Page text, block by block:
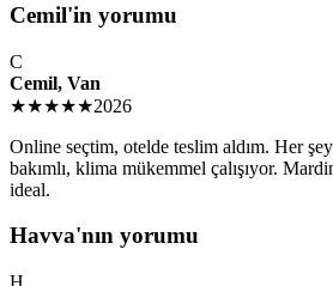
Cemil'in yorumu
C
Cemil, Van
★★★★★2026
Online seçtim, otelde teslim aldım. Her
bakımlı, klima mükemmel çalışıyor.
ideal.
Havva'nın yorumu
H